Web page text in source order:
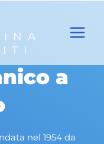
a
nel 1954 da